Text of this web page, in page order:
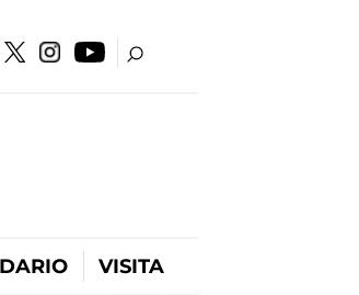
VISITA